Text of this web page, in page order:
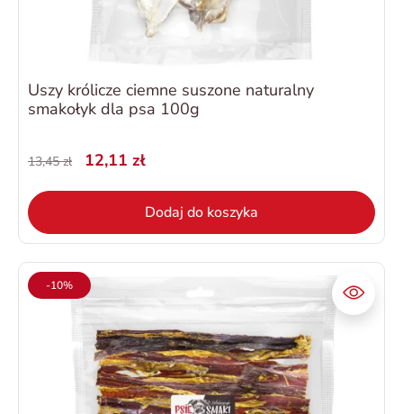
Uszy królicze ciemne suszone naturalny
smakołyk dla psa 100g
13,45 zł 12,11 zł
Dodaj do koszyka
-10%